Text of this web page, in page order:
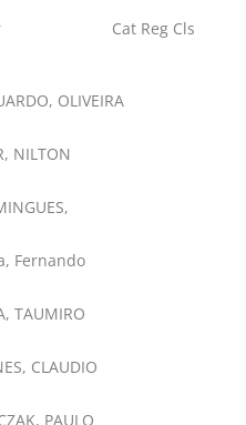
Cat Reg Cls
OLIVEIRA
NILTON
Fernando
TAUMIRO
CLAUDIO
PAULO